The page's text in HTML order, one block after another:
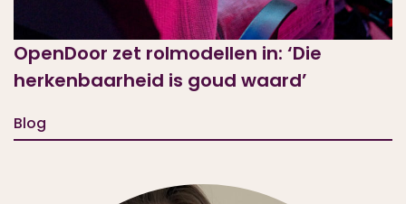
OpenDoor zet rolmodellen in: ‘Die
herkenbaarheid is goud waard’
Blog